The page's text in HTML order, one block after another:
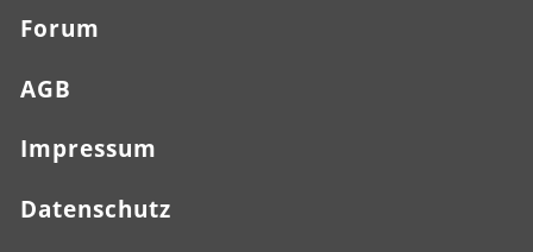
Forum
AGB
Impressum
Datenschutz